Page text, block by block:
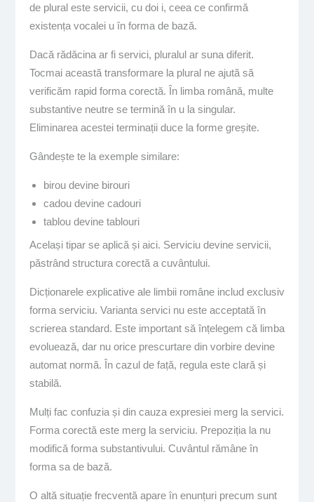
de plural este servicii, cu doi i, ceea ce confirmă
existența vocalei u în forma de bază.
Dacă rădăcina ar fi servici, pluralul ar suna diferit.
Tocmai această transformare la plural ne ajută să
verificăm rapid forma corectă. În limba română, multe
substantive neutre se termină în u la singular.
Eliminarea acestei terminații duce la forme greșite.
Gândește te la exemple similare:
birou devine birouri
cadou devine cadouri
tablou devine tablouri
Același tipar se aplică și aici. Serviciu devine servicii,
păstrând structura corectă a cuvântului.
Dicționarele explicative ale limbii române includ exclusiv
forma serviciu. Varianta servici nu este acceptată în
scrierea standard. Este important să înțelegem că limba
evoluează, dar nu orice prescurtare din vorbire devine
automat normă. În cazul de față, regula este clară și
stabilă.
Mulți fac confuzia și din cauza expresiei merg la servici.
Forma corectă este merg la serviciu. Prepoziția la nu
modifică forma substantivului. Cuvântul rămâne în
forma sa de bază.
O altă situație frecventă apare în enunțuri precum sunt